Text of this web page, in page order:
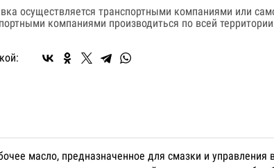
осуществляется транспортными компаниями или
компаниями производиться по всей
масло, предназначенное для смазки и управления